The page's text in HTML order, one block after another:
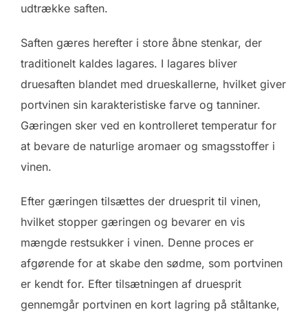
udtrække saften.
Saften gæres herefter i store åbne stenkar, der
traditionelt kaldes lagares. I lagares bliver
druesaften blandet med drueskallerne, hvilket giver
portvinen sin karakteristiske farve og tanniner.
Gæringen sker ved en kontrolleret temperatur for
at bevare de naturlige aromaer og smagsstoffer i
vinen.
Efter gæringen tilsættes der druesprit til vinen,
hvilket stopper gæringen og bevarer en vis
mængde restsukker i vinen. Denne proces er
afgørende for at skabe den sødme, som portvinen
er kendt for. Efter tilsætningen af druesprit
gennemgår portvinen en kort lagring på ståltanke,